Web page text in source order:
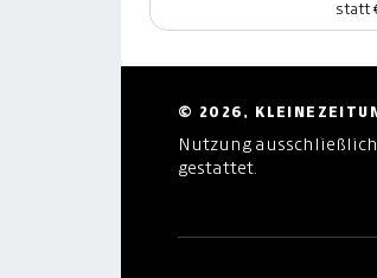
statt
© 2026,
Nutzung
gestattet.